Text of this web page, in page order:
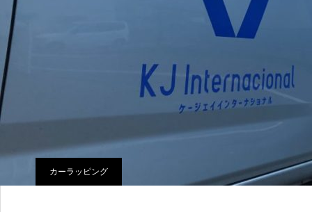
カーラッピング